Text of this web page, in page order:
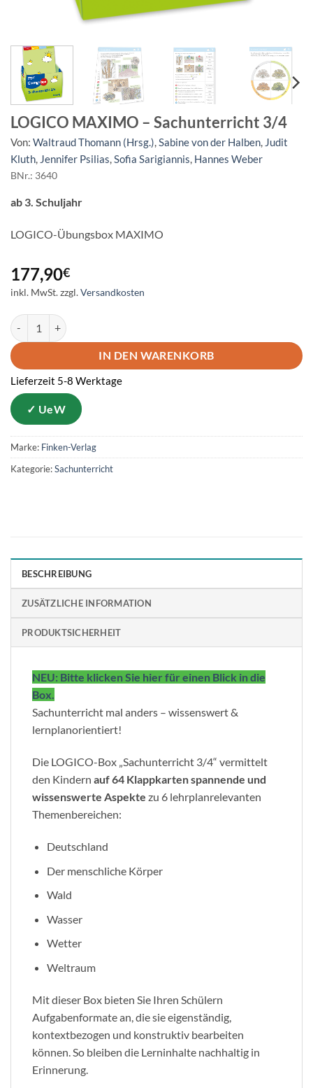
LOGICO MAXIMO – Sachunterricht 3/4
Von: Waltraud Thomann (Hrsg.),Sabine von der Halben, Judit
Kluth, Jennifer Psilias,Sofia Sarigiannis, Hannes Weber
BNr.: 3640
177,90€
inkl. MwSt.zzgl.Versandkosten
ab 3. Schuljahr
LOGICO-Übungsbox MAXIMO
LOGICO MAXIMO - Sachunterricht 3/4 Menge
IN DEN WARENKORB
Lieferzeit 5-8 Werktage
Kategorie:Sachunterricht
Marke: Finken-Verlag
BESCHREIBUNG
ZUSÄTZLICHE INFORMATION
PRODUKTSICHERHEIT
NEU: Bitte klicken Sie hier für einen Blick in die
Box.
Sachunterricht mal anders – wissenswert &
lernplanorientiert!
Die LOGICO-Box „Sachunterricht 3/4“ vermittelt
den Kindern auf 64 Klappkarten spannende und
wissenswerte Aspekte zu 6 lehrplanrelevanten
Themenbereichen:
Deutschland
Der menschliche Körper
Wald
Wasser
Wetter
Weltraum
Mit dieser Box bieten Sie Ihren Schülern
Aufgabenformate an, die sie eigenständig,
kontextbezogen und konstruktiv bearbeiten
können. So bleiben die Lerninhalte nachhaltig in
Erinnerung.